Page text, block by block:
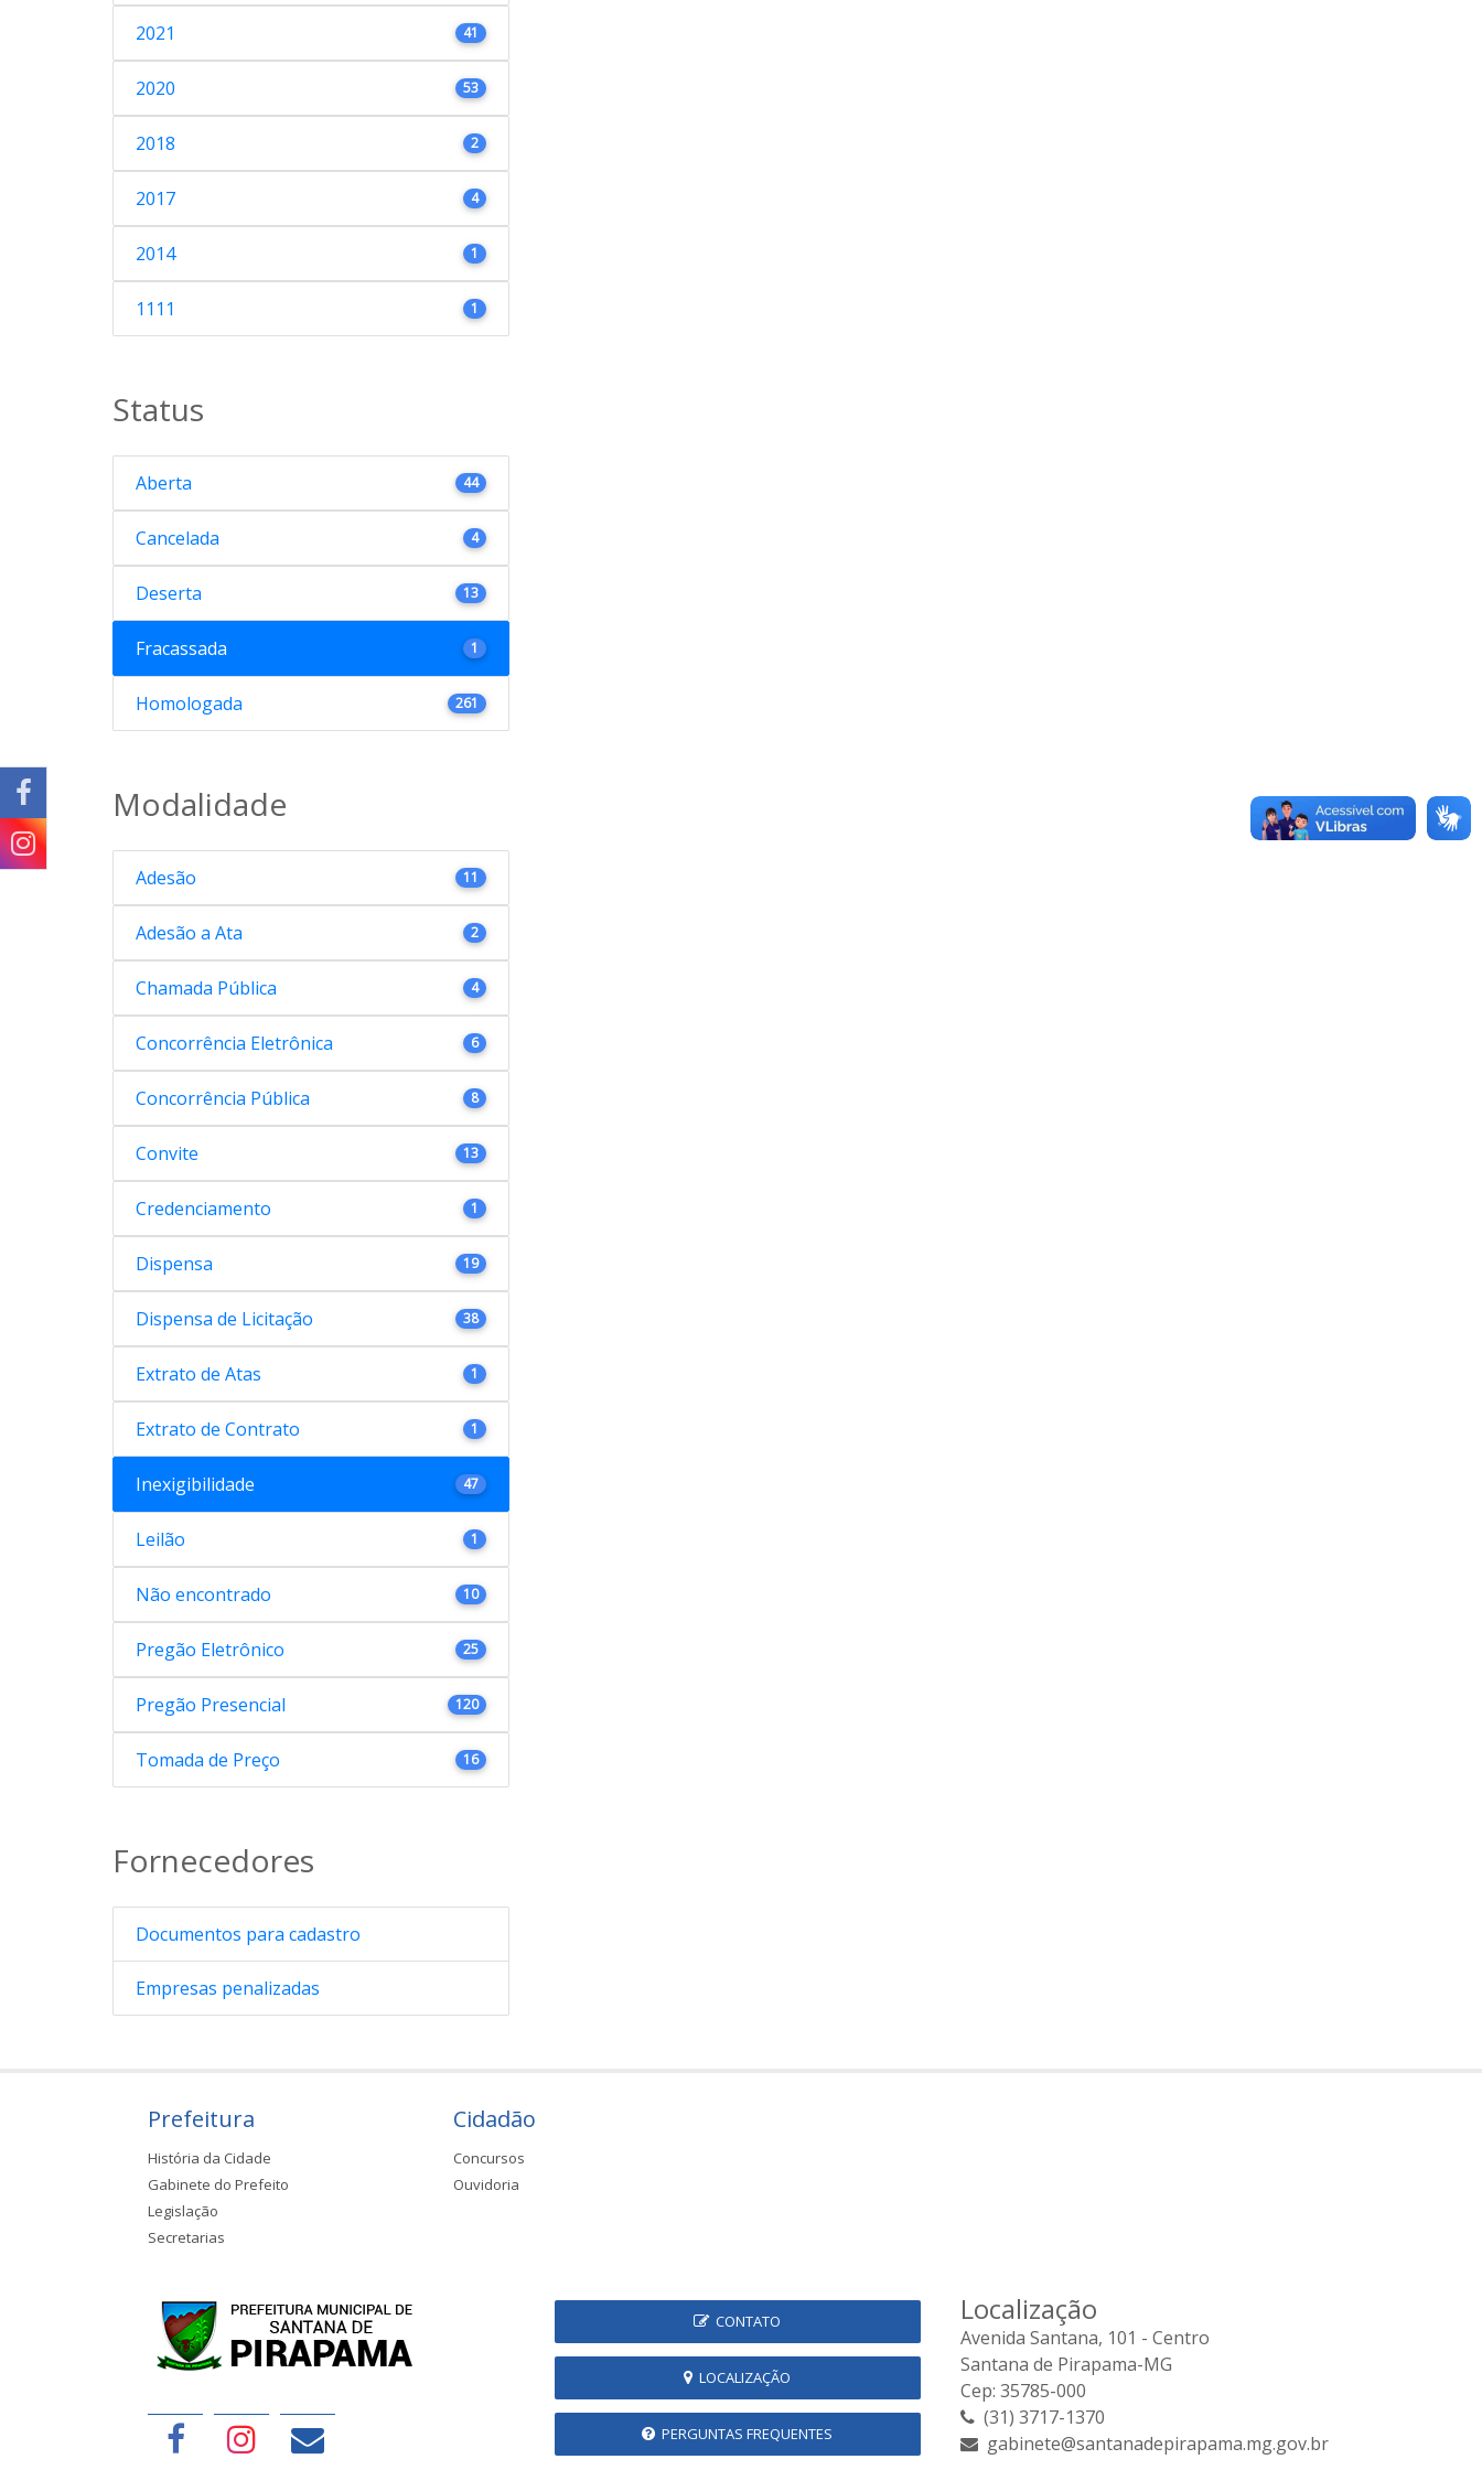
2021 41
2020 53
2018 2
2017 4
2014 1
1111 1
Status
Aberta 44
Cancelada 4
Deserta 13
Fracassada 1
Homologada 261
Modalidade
Adesão 11
Adesão a Ata 2
Chamada Pública 4
Concorrência Eletrônica 6
Concorrência Pública 8
Convite 13
Credenciamento 1
Dispensa 19
Dispensa de Licitação 38
Extrato de Atas 1
Extrato de Contrato 1
Inexigibilidade 47
Leilão 1
Não encontrado 10
Pregão Eletrônico 25
Pregão Presencial 120
Tomada de Preço 16
Fornecedores
Documentos para cadastro
Empresas penalizadas
Prefeitura
História da Cidade
Gabinete do Prefeito
Legislação
Secretarias
Cidadão
Concursos
Ouvidoria
CONTATO
LOCALIZAÇÃO
PERGUNTAS FREQUENTES
Localização
Avenida Santana, 101 - Centro
Santana de Pirapama-MG
Cep: 35785-000
(31) 3717-1370
gabinete@santanadepirapama.mg.gov.br